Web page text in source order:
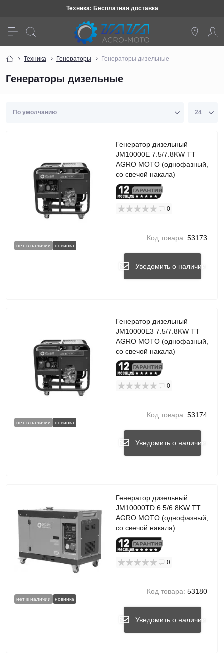
Техника: Бесплатная доставка
Техника Генераторы Генераторы дизельные
Генераторы дизельные
нет в наличии новинка
Генератор дизельный
JM10000E 7.5/7.8KW TT
AGRO MOTO (однофазный,
со свечой накала)
0
Код товара: 53173
Уведомить о наличии
нет в наличии новинка
Генератор дизельный
JM10000E3 7.5/7.8KW TT
AGRO MOTO (однофазный,
со свечой накала)
0
Код товара: 53174
Уведомить о наличии
нет в наличии новинка
Генератор дизельный
JM10000TD 6.5/6.8KW TT
AGRO MOTO (однофазный,
со свечой накала)
бесшумный
0
Код товара: 53180
Уведомить о наличии